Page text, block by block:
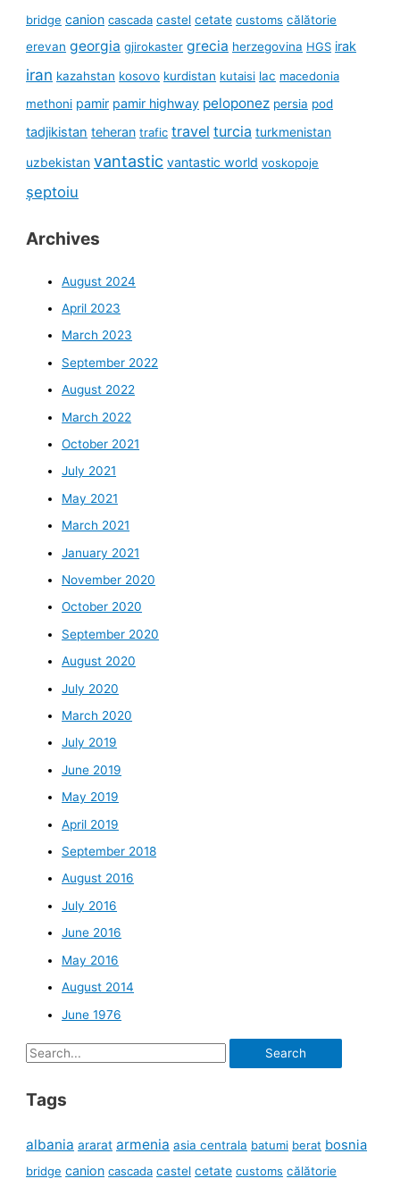
bridge canion cascada castel cetate customs călătorie
erevan georgia gjirokaster grecia herzegovina HGS irak
iran kazahstan kosovo kurdistan kutaisi lac macedonia
methoni pamir pamir highway peloponez persia pod
tadjikistan teheran trafic travel turcia turkmenistan
uzbekistan vantastic vantastic world voskopoje
șeptoiu
Archives
August 2024
April 2023
March 2023
September 2022
August 2022
March 2022
October 2021
July 2021
May 2021
March 2021
January 2021
November 2020
October 2020
September 2020
August 2020
July 2020
March 2020
July 2019
June 2019
May 2019
April 2019
September 2018
August 2016
July 2016
June 2016
May 2016
August 2014
June 1976
Search
Tags
albania ararat armenia asia centrala batumi berat bosnia
bridge canion cascada castel cetate customs călătorie